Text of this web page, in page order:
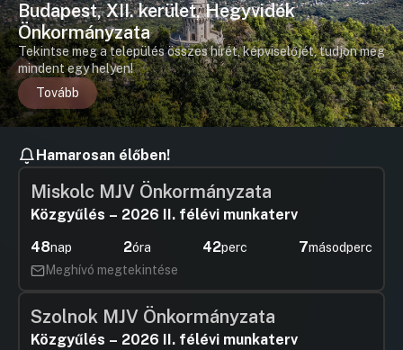
Budapest, XII. kerület, Hegyvidék
Önkormányzata
Tekintse meg a település összes hírét, képviselőjét, tudjon meg
mindent egy helyen!
Tovább
Hamarosan élőben!
Miskolc MJV Önkormányzata
Közgyűlés – 2026 II. félévi munkaterv
48nap 2óra 42perc 6másodperc
Meghívó megtekintése
Szolnok MJV Önkormányzata
Közgyűlés – 2026 II. félévi munkaterv